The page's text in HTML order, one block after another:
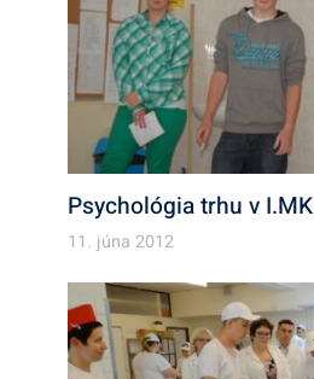
Psychológia trhu v I.MK
11. júna 2012